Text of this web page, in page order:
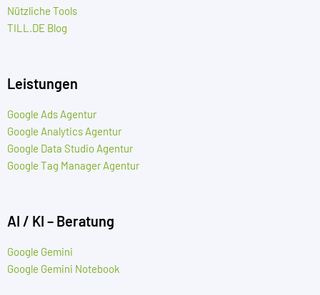
Nützliche Tools
TILL.DE Blog
Leistungen
Google Ads Agentur
Google Analytics Agentur
Google Data Studio Agentur
Google Tag Manager Agentur
AI / KI – Beratung
Google Gemini
Google Gemini Notebook